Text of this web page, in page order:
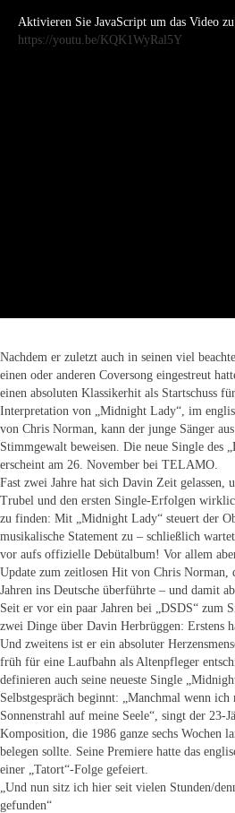
Aktivieren Sie JavaScript um das Video zu
https://youtu.be/KQK1WyRal5Y
Nachdem er zuletzt auch in seinen viel
einen oder anderen Coversong eingestreut
einen absoluten Klassikerhit als Startschuss
Interpretation von „Midnight Lady“, im
von Chris Norman, kann der junge Sänger
Stimmgewalt beweisen. Die neue Single des
erscheint am 26. November bei TELAMO.
Fast zwei Jahre hat sich Davin Zeit gelassen,
Trubel und den ersten Single-Erfolgen
zu finden: Mit „Midnight Lady“ steuert der
musikalische Statement zu – schließlich
vor aufs offizielle Debütalbum! Vor allem
Update zum zeitlosen Hit von Chris Norman,
Jahren ins Deutsche überführte – und damit
Seit er vor ein paar Jahren bei „DSDS“ zum
zwei Dinge über Davin Herbrüggen: Erstens
Und zweitens ist er ein absoluter
früh für eine Laufbahn als Altenpfleger
definieren auch seine neueste Single
Selbstgespräch beginnt: „Manchmal wenn
Sonnenstrahl auf meine Seele“, singt der 23-
Komposition, die 1986 ganze sechs Wochen
belegen sollte. Seine Premiere hatte das
einer „Tatort“-Folge gefeiert.
„Und nun sitz ich hier seit vielen Stunden/
gefunden“